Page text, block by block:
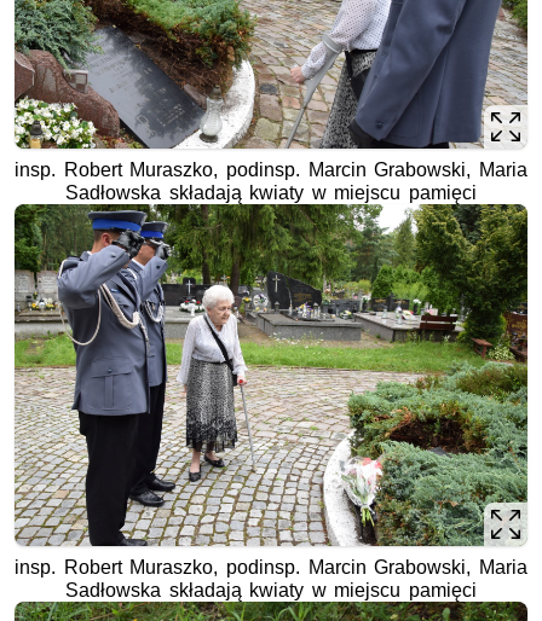
insp. Robert Muraszko, podinsp. Marcin Grabowski, Maria
Sadłowska składają kwiaty w miejscu pamięci
insp. Robert Muraszko, podinsp. Marcin Grabowski, Maria
Sadłowska składają kwiaty w miejscu pamięci